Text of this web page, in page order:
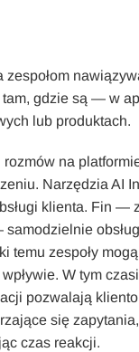
zespołom
tam, gdzie są — w
lub produktach.
na
Narzędzia AI
klienta. Fin —
temu zespoły
W tym
pozwalają
się
czas reakcji.